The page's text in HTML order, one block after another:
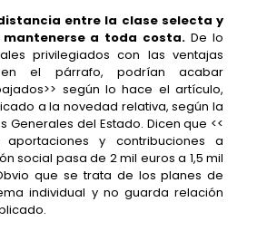
entre la clase selecta y
mantenerse a toda costa. De lo
privilegiados con las ventajas
el párrafo, podrían acabar
según lo hace el artículo,
a la novedad relativa, según la
Generales del Estado. Dicen que <<
y contribuciones a
social pasa de 2 mil euros a 1,5 mil
que se trata de los planes de
individual y no guarda relación